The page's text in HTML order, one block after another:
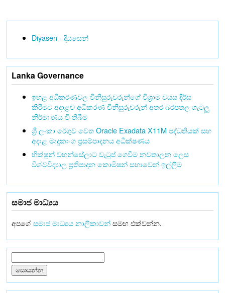
Diyasen - දියසෙන්
Lanka Governance
ඉහළ අධිකරණවල විනිසුරුවරුන්ගේ විශ්‍රාම වයස දීර්ඝ
කිරීමට අදාළව අධිකරණ විනිසුරුවරුන් අතර බරපතල ගැටලු
නිර්මාණය වී තිබීම
ශ්‍රී ලංකා රේගුව වෙත Oracle Exadata X11M පද්ධතියක් සහ
අදාළ මෘදුකාංග ප්‍රසම්පාදනය අධීක්ෂණය
භික්ෂූන් වහන්සේලාට වැටුප් ගෙවීම නවතාලන ලෙස
විශ්වවිද්‍යාල ප්‍රතිපාදන කොමිෂන් සභාවෙන් ඉල්ලීම
සමාජ මාධ්‍යය
අපගේසමාජ මාධ්‍යය නාලිකාවන්සමඟ එක්වන්න.